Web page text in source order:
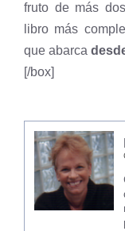
fruto de más
libro más
que abarca
[/box]